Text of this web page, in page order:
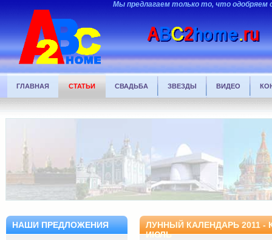
Мы предлагаем только то, что одобряем
ГЛАВНАЯ СТАТЬИ СВАДЬБА ЗВЕЗДЫ ВИДЕО
НАШИ ПРЕДЛОЖЕНИЯ
ЛУННЫЙ КАЛЕНДАРЬ 2011
ИЮЛЬ